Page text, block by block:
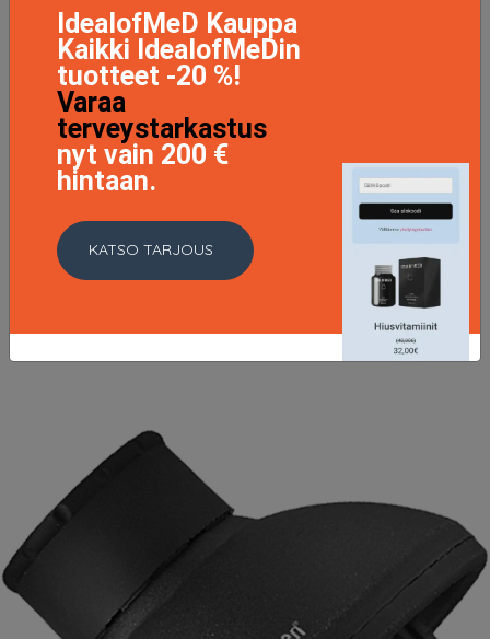
Beach Spray Texturizer, 125 ml HH Simonsen
Muotoilutuotteet
18.36 EUR
IdealofMeD Kauppa
Kaikki IdealofMeDin
tuotteet -20 %!
Varaa
terveystarkastus
nyt vain 200 €
hintaan.
KATSO TARJOUS